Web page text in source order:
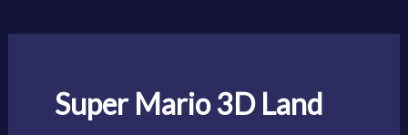
Super Mario 3D Land